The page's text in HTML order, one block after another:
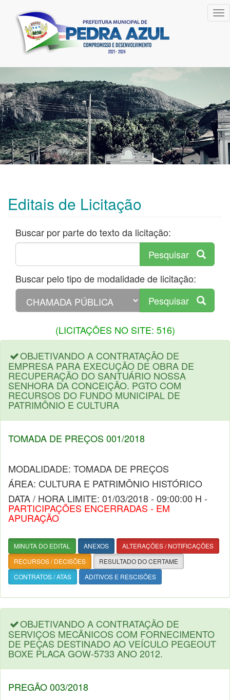
Editais de Licitação
Buscar por parte do texto da licitação:
Pesquisar
Buscar pelo tipo de modalidade de licitação:
Pesquisar
(LICITAÇÕES NO SITE: 516)
OBJETIVANDO A CONTRATAÇÃO DE
EMPRESA PARA EXECUÇÃO DE OBRA DE
RECUPERAÇÃO DO SANTUÁRIO NOSSA
SENHORA DA CONCEIÇÃO. PGTO COM
RECURSOS DO FUNDO MUNICIPAL DE
PATRIMÔNIO E CULTURA
TOMADA DE PREÇOS 001/2018
MODALIDADE: TOMADA DE PREÇOS
ÁREA: CULTURA E PATRIMÔNIO HISTÓRICO
DATA / HORA LIMITE: 01/03/2018 - 09:00:00 H -
PARTICIPAÇÕES ENCERRADAS - EM
APURAÇÃO
MINUTA DO EDITAL ANEXOS
ALTERAÇÕES / NOTIFICAÇÕES
RECURSOS / DECISÕES
RESULTADO DO CERTAME
CONTRATOS / ATAS
ADITIVOS E RESCISÕES
OBJETIVANDO A CONTRATAÇÃO DE
SERVIÇOS MECÂNICOS COM FORNECIMENTO
DE PEÇAS DESTINADO AO VEÍCULO PEGEOUT
BOXE PLACA GOW-5733 ANO 2012.
PREGÃO 003/2018